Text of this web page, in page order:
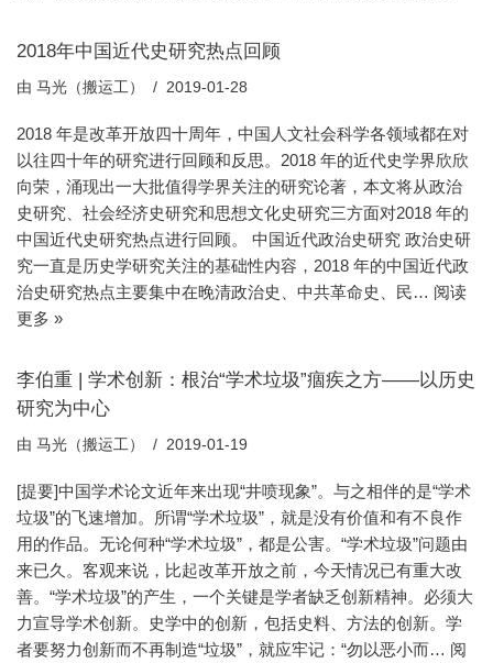
2018年中国近代史研究热点回顾
由 马光（搬运工） 2019-01-28
2018 年是改革开放四十周年，中国人文社会科学各领域都在对
以往四十年的研究进行回顾和反思。2018 年的近代史学界欣欣
向荣，涌现出一大批值得学界关注的研究论著，本文将从政治
史研究、社会经济史研究和思想文化史研究三方面对2018 年的
中国近代史研究热点进行回顾。 中国近代政治史研究 政治史研
究一直是历史学研究关注的基础性内容，2018 年的中国近代政
治史研究热点主要集中在晚清政治史、中共革命史、民… 阅读
更多 »
李伯重 | 学术创新：根治“学术垃圾”痼疾之方——以历史
研究为中心
由 马光（搬运工） 2019-01-19
[提要]中国学术论文近年来出现“井喷现象”。与之相伴的是“学术
垃圾”的飞速增加。所谓“学术垃圾”，就是没有价值和有不良作
用的作品。无论何种“学术垃圾”，都是公害。“学术垃圾”问题由
来已久。客观来说，比起改革开放之前，今天情况已有重大改
善。“学术垃圾”的产生，一个关键是学者缺乏创新精神。必须大
力宣导学术创新。史学中的创新，包括史料、方法的创新。学
者要努力创新而不再制造“垃圾”，就应牢记：“勿以恶小而… 阅